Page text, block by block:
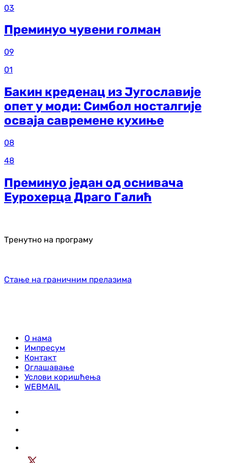
03
Преминуо чувени голман
09
01
Бакин креденац из Југославије
опет у моди: Симбол носталгије
осваја савремене кухиње
08
48
Преминуо један од оснивача
Еурохерца Драго Галић
Тренутно на програму
Стање на граничним прелазима
О нама
Импресум
Контакт
Оглашавање
Услови коришћења
WEBMAIL